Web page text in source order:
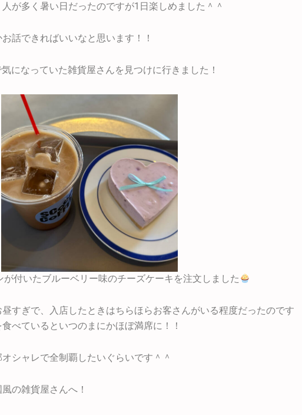
が多く暑い日だったのですが1日楽しめました＾＾
話できればいいなと思います！！
になっていた雑貨屋さんを見つけに行きました！
が付いたブルーベリー味のチーズケーキを注文しました
すぎで、入店したときはちらほらお客さんがいる程度だったのです
べているといつのまにかほぼ満席に！！
シャレで全制覇したいぐらいです＾＾
の雑貨屋さんへ！